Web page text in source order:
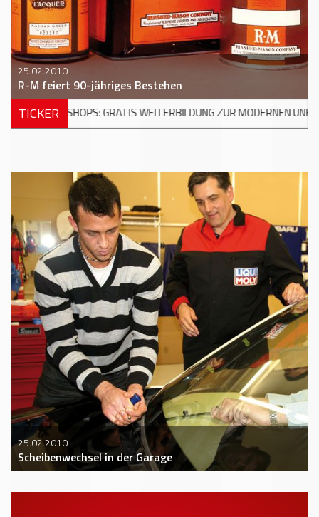
25.02.2010
R-M feiert 90-jähriges Bestehen
TICKER ZUR MODERNEN UNFALLREPARATUR +++ DKV
25.02.2010
Scheibenwechsel in der Garage